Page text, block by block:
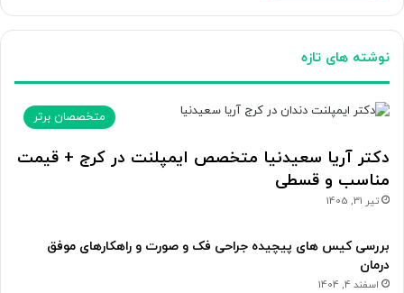
نوشته های تازه
متخصصان برتر
دکتر آریا سعیدنیا متخصص ایمپلنت در کرج + قیمت
مناسب و قسطی
تیر 31, 1405
بررسی کیس های پیچیده جراحی فک و صورت و راهکارهای موفق
درمان
اسفند 4, 1404